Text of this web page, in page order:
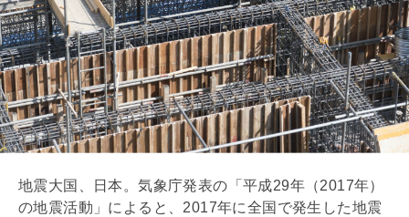
地震大国、日本。気象庁発表の「平成29年（2017年）
の地震活動」によると、2017年に全国で発生した地震